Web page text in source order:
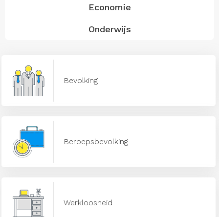
Economie
Onderwijs
Bevolking
Beroepsbevolking
Werkloosheid